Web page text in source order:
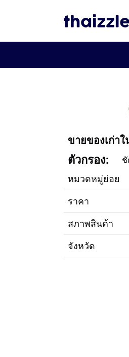
ขายของเก่าใ
ตัวกรอง: ชั
หมวดหมู่ย่อย
ราคา
สภาพสินค้า
จังหวัด